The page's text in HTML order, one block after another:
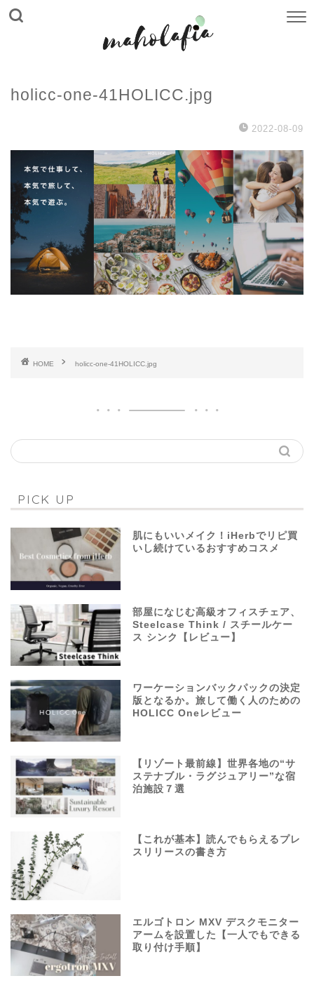
holicc-one-41HOLICC.jpg
2022-08-09
HOME holicc-one-41HOLICC.jpg
PICK UP
肌にもいいメイク！iHerbでリピ買
いし続けているおすすめコスメ
部屋になじむ高級オフィスチェア、
Steelcase Think / スチールケー
ス シンク【レビュー】
ワーケーションバックパックの決定
版となるか。旅して働く人のための
HOLICC Oneレビュー
【リゾート最前線】世界各地の“サ
ステナブル・ラグジュアリー”な宿
泊施設７選
【これが基本】読んでもらえるプレ
スリリースの書き方
エルゴトロン MXV デスクモニター
アームを設置した【一人でもできる
取り付け手順】